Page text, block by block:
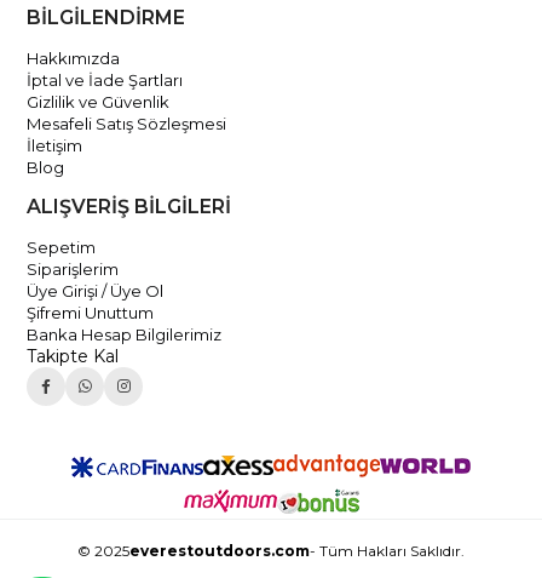
BİLGİLENDİRME
Hakkımızda
İptal ve İade Şartları
Gizlilik ve Güvenlik
Mesafeli Satış Sözleşmesi
İletişim
Blog
ALIŞVERİŞ BİLGİLERİ
Sepetim
Siparişlerim
Üye Girişi / Üye Ol
Şifremi Unuttum
Banka Hesap Bilgilerimiz
Takipte Kal
© 2025everestoutdoors.com- Tüm Hakları Saklıdır.